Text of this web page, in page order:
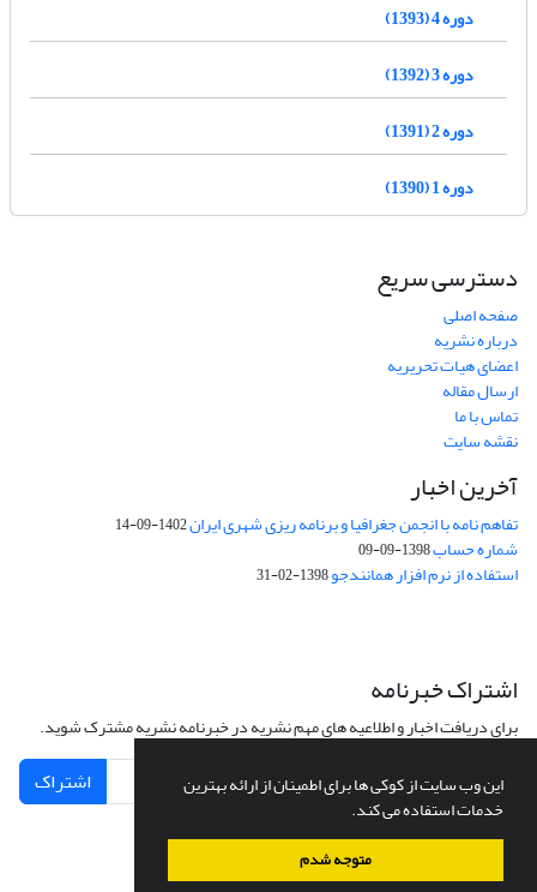
این وب سایت از کوکی ها برای اطمینان از ارائه بهترین
خدمات استفاده می کند.
متوجه شدم
دوره 4 (1393)
دوره 3 (1392)
دوره 2 (1391)
دوره 1 (1390)
دسترسی سریع
صفحه اصلی
درباره نشریه
اعضای هیات تحریریه
ارسال مقاله
تماس با ما
نقشه سایت
آخرین اخبار
تفاهم نامه با انجمن جغرافیا و برنامه ریزی شهری ایران1402-09-14
شماره حساب1398-09-09
استفاده از نرم افزار همانندجو1398-02-31
اشتراک خبرنامه
برای دریافت اخبار و اطلاعیه های مهم نشریه در خبرنامه نشریه مشترک شوید.
اشتراک
سامانه مدیریت نشریات علمی.طراحی و پیاده سازی ازسیناوب